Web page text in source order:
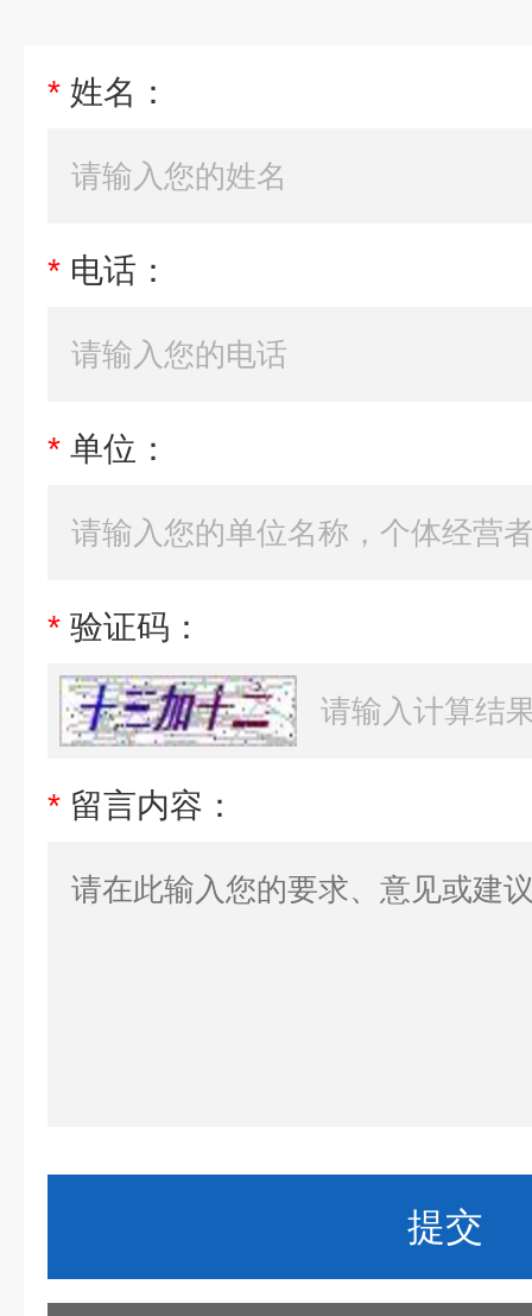
* 姓名：
* 电话：
* 单位：
* 验证码：
* 留言内容：